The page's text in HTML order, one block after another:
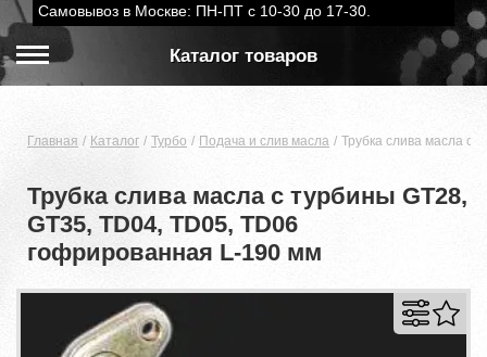
Самовывоз в Москве: ПН-ПТ с 10-30 до 17-30.
Каталог товаров
Главная Каталог Турбо Подача и слив масла Трубка слива масла с
Трубка слива масла с турбины GT28,
GT35, TD04, TD05, TD06
гофрированная L-190 мм